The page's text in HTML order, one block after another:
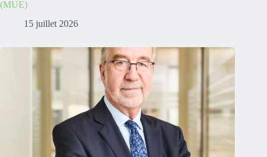
(MUE)
15 juillet 2026